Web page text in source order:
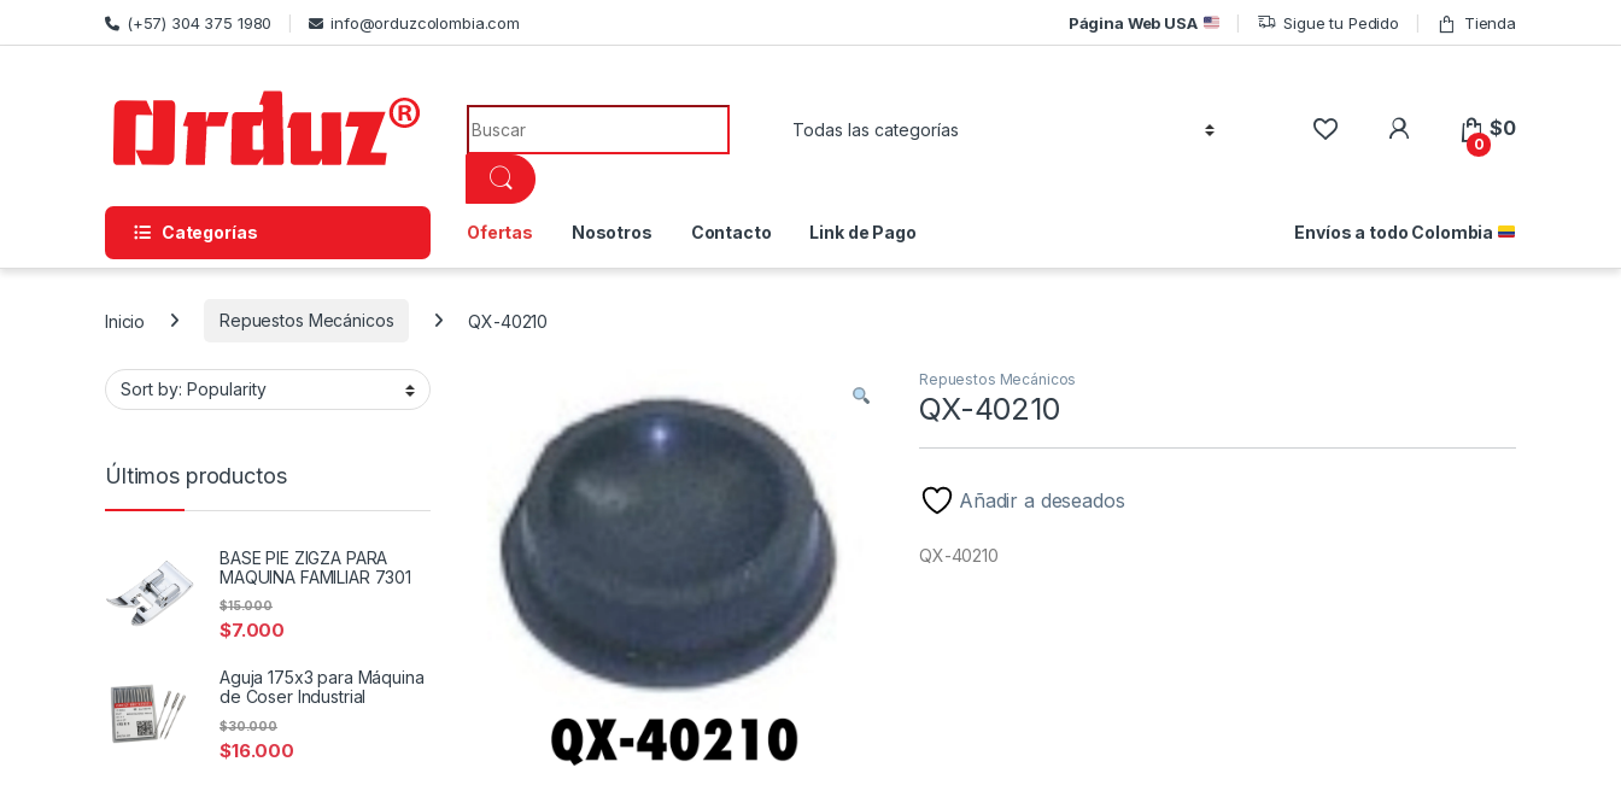
Skip to navigation
Skip to content (+57) 304 375 1980 info@orduzcolombia.com Página Web USA Sigue tu Pedido Tienda
Search for:
0
$0
Categorías Ofertas Nosotros Contacto Link de Pago Envíos a todo Colombia
Inicio Repuestos Mecánicos QX-40210
Repuestos Mecánicos
QX-40210
Añadir a deseados
QX-40210
Últimos productos
BASE PIE ZIGZA PARA
MAQUINA FAMILIAR 7301
$7.000
$15.000
Aguja 175x3 para Máquina
de Coser Industrial
$16.000
$30.000